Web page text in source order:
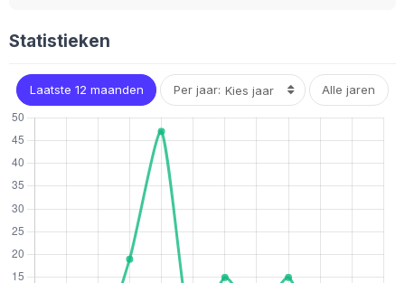
Statistieken
Laatste 12 maanden Per jaar: Alle jaren